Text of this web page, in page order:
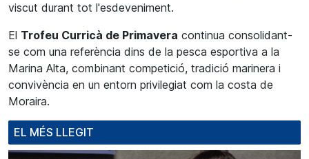
viscut durant tot l'esdeveniment.
El Trofeu Curricà de Primavera continua consolidant-
se com una referència dins de la pesca esportiva a la
Marina Alta, combinant competició, tradició marinera i
convivència en un entorn privilegiat com la costa de
Moraira.
EL MÉS LLEGIT